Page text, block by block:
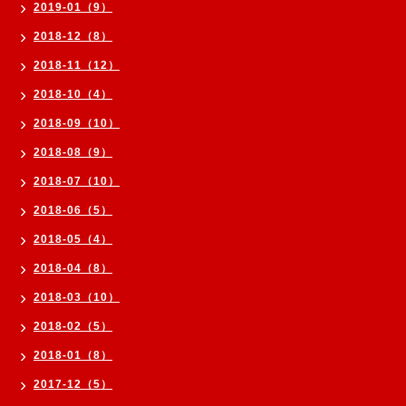
2019-01（9）
2018-12（8）
2018-11（12）
2018-10（4）
2018-09（10）
2018-08（9）
2018-07（10）
2018-06（5）
2018-05（4）
2018-04（8）
2018-03（10）
2018-02（5）
2018-01（8）
2017-12（5）